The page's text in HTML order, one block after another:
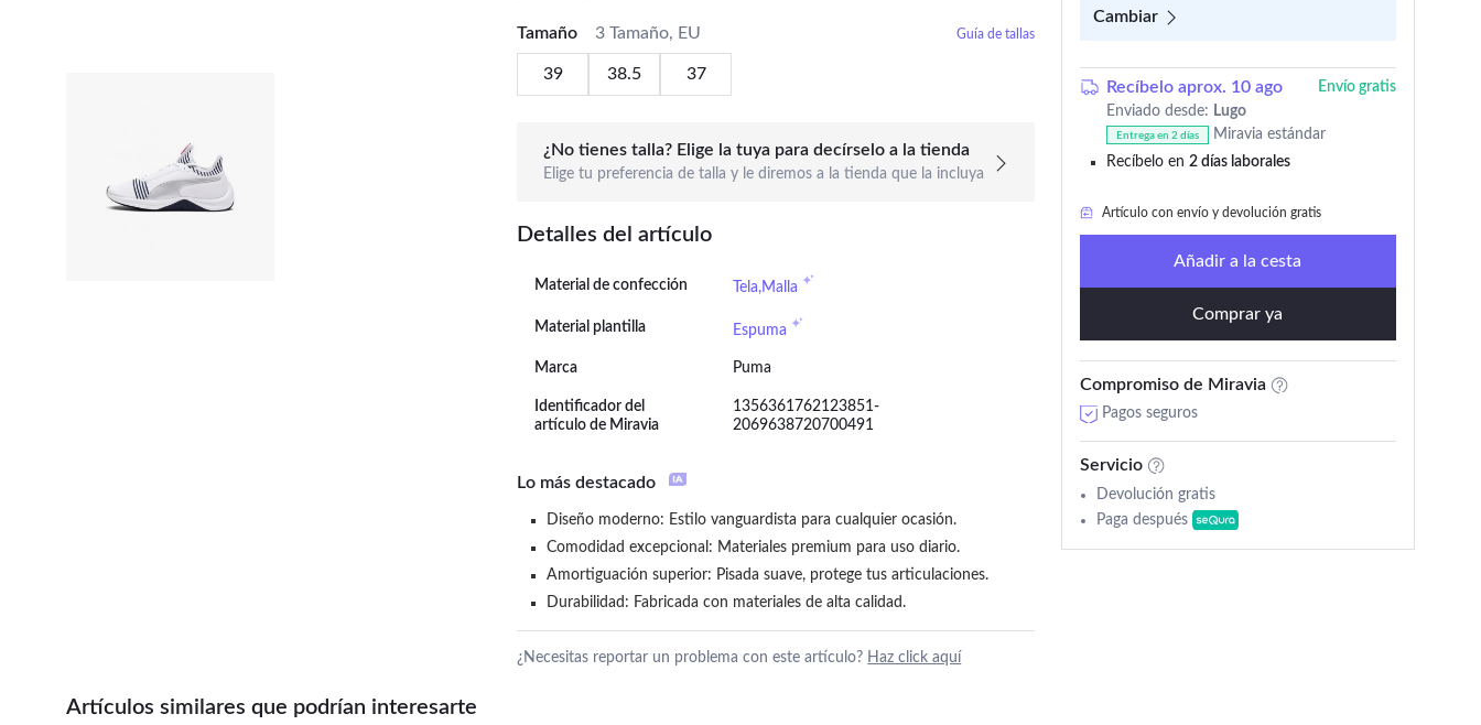
Tamaño 3 Tamaño, EU Guía de tallas
39 38.5 37
¿No tienes talla? Elige la tuya para decírselo a la tienda
Elige tu preferencia de talla y le diremos a la tienda que la incluya
Detalles del artículo
Material de confección Tela,Malla
Material plantilla Espuma
Marca Puma
Identificador del
artículo de Miravia
1356361762123851-
2069638720700491
Lo más destacado
Diseño moderno: Estilo vanguardista para cualquier ocasión.
Comodidad excepcional: Materiales premium para uso diario.
Amortiguación superior: Pisada suave, protege tus articulaciones.
Durabilidad: Fabricada con materiales de alta calidad.
¿Necesitas reportar un problema con este artículo? Haz click aquí
Cambiar
Recíbelo aprox. 10 ago
Envío gratis
Enviado desde: Lugo
Entrega en 2 días
Miravia estándar
Recíbelo en 2 días laborales
Artículo con envío y devolución gratis
Soloquedan 1en stock
Artículo con envío y devolución gratis
Añadir a la cesta
Comprar ya
Compromiso de Miravia
Pagos seguros
Servicio
Devolución gratis
Paga después
Artículos similares que podrían interesarte